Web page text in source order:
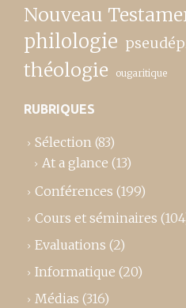
Nouveau
philologie
théologie ougaritique
RUBRIQUES
Sélection (83)
At a glance (13)
Conférences (199)
Cours et séminaires
Evaluations (2)
Informatique (20)
Médias (316)